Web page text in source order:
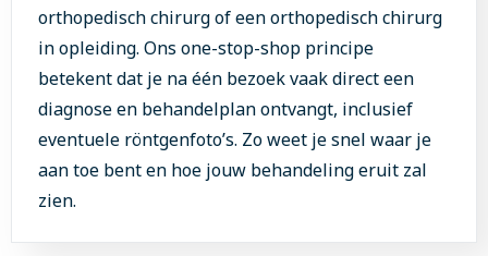
orthopedisch chirurg of een orthopedisch chirurg
in opleiding. Ons one-stop-shop principe
betekent dat je na één bezoek vaak direct een
diagnose en behandelplan ontvangt, inclusief
eventuele röntgenfoto’s. Zo weet je snel waar je
aan toe bent en hoe jouw behandeling eruit zal
zien.